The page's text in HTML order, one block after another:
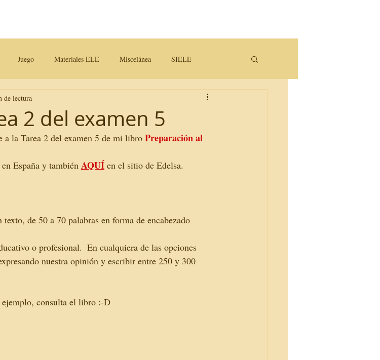
Juego Materiales ELE Miscelánea SIELE
2 del examen 5
de lectura
la Tarea 2 del examen 5 de mi libro Preparación al
en España y también AQUÍ en el sitio de Edelsa.
de 50 a 70 palabras en forma de encabezado
o profesional.  En cualquiera de las opciones
nuestra opinión y escribir entre 250 y 300
ejemplo, consulta el libro :-D